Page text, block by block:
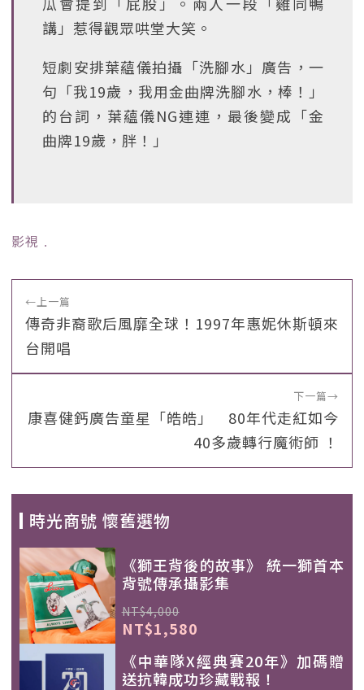
講」惹得觀眾哄堂大笑。
短劇安排葉蘊儀拍攝「洗腳水」廣告，一
句「我19歲，我用金曲牌洗腳水，棒！」
的台詞，葉蘊儀NG連連，最後變成「金
曲牌19歲，胖！」
影視 ﹒
←上一篇
傳奇非裔歌后風靡全球！1997年惠妮休斯頓來
台開唱
下一篇→
康喜健鈣廣告童星「皓皓」 80年代走紅如今
40多歲轉行魔術師 ！
時光商號 懷舊選物
《獅王背後的故事》 統一獅首本
背號傳承攝影集
NT$4,000
NT$1,580
《中華隊X經典賽20年》加碼贈
送抗韓成功珍藏戰報！